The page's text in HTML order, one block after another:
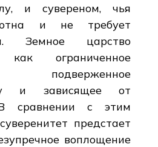
и сувереном, чья
и не требует
Земное царство
как ограниченное
и зависящее от
В сравнении с этим
предстает
воплощение